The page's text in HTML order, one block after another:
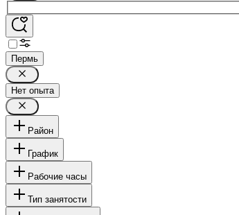
Пермь
Нет опыта
Район
График
Рабочие часы
Тип занятости